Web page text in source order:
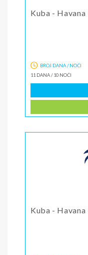
Kuba - Havana
BROJ DANA / NOĆI
11 DANA/10 NOĆI
Kuba - Havana